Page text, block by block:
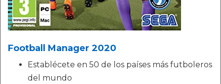
Football Manager 2020
Establécete en 50 de los países más futboleros
del mundo